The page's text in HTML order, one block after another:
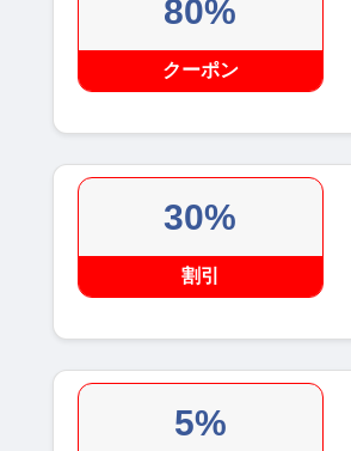
80%
クーポン
30%
割引
5%